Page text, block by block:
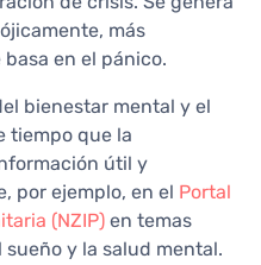
más
en el pánico.
bienestar mental y el
tiempo que la
útil y
por ejemplo, en el Portal
(NZIP) en temas
y la salud mental.